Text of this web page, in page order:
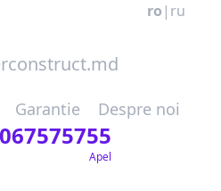
ro | ru
Garantie
Despre noi
067575755
Apel